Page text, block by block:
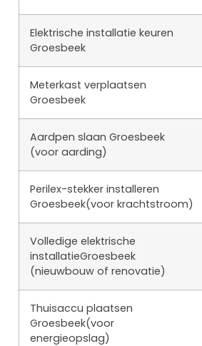
Elektrische installatie keuren
Groesbeek
Meterkast verplaatsen
Groesbeek
Aardpen slaan Groesbeek
(voor aarding)
Perilex-stekker installeren
Groesbeek(voor krachtstroom)
Volledige elektrische
installatieGroesbeek
(nieuwbouw of renovatie)
Thuisaccu plaatsen
Groesbeek(voor
energieopslag)